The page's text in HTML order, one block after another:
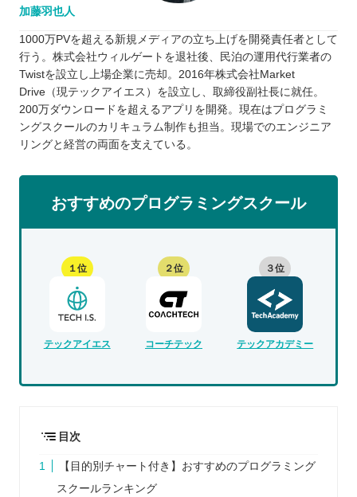
加藤羽也人
1000万PVを超える新規メディアの立ち上げを開発責任者として
行う。株式会社ウィルゲートを退社後、民泊の運用代行業者の
Twistを設立し上場企業に売却。2016年株式会社Market
Drive（現テックアイエス）を設立し、取締役副社長に就任。
200万ダウンロードを超えるアプリを開発。現在はプログラミ
ングスクールのカリキュラム制作も担当。現場でのエンジニア
リングと経営の両面を支えている。
おすすめのプログラミングスクール
１位
テックアイエス
２位
コーチテック
３位
テックアカデミー
目次
【目的別チャート付き】おすすめのプログラミング
スクールランキング